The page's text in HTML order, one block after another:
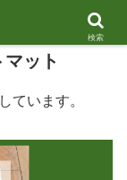
ット
ています。
検索